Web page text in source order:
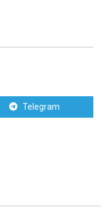
Telegram